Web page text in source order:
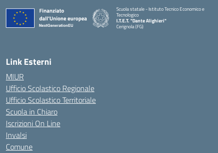
Scuola statale - Istituto Tecnico Economico e
Tecnologico
I.T.E.T. "Dante Alighieri"
Cerignola (FG)
— Visita la pagina iniziale della scuola
Link Esterni
MIUR
Ufficio Scolastico Regionale
Ufficio Scolastico Territoriale
Scuola in Chiaro
Iscrizioni On Line
Invalsi
Comune